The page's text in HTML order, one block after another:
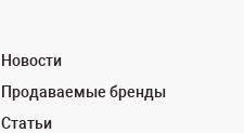
Новости
Продаваемые бренды
Статьи